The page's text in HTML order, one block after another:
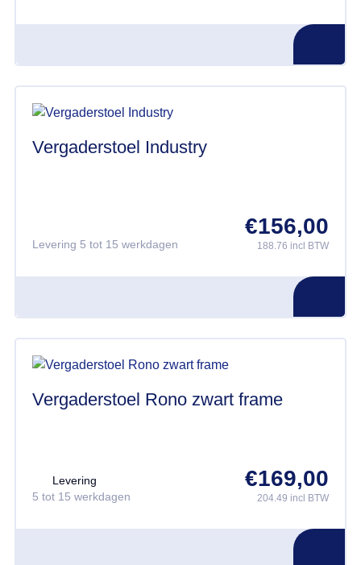
Vergaderstoel Industry
Levering 5 tot 15 werkdagen
€156,00
188.76 incl BTW
Vergaderstoel Rono zwart frame
Levering
5 tot 15 werkdagen
€169,00
204.49 incl BTW